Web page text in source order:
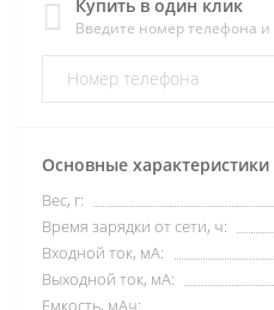
Купить в один клик
Введите номер телефона
Основные характеристики
Вес, г:
Время зарядки от сети, ч:
Входной ток, мА:
Выходной ток, мА:
Емкость, мАч: